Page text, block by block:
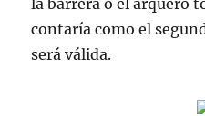
la barrera o el arquero
contaría como el
será válida.